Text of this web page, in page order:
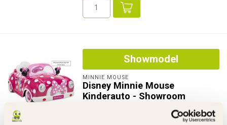
Showmodel
MINNIE MOUSE
Disney Minnie Mouse
Kinderauto - Showroom
U bent welkom om deze elektrische Minnie